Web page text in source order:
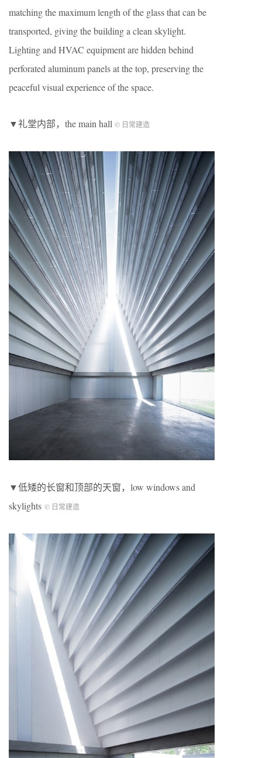
matching the maximum length of the glass that can be
transported, giving the building a clean skylight.
Lighting and HVAC equipment are hidden behind
perforated aluminum panels at the top, preserving the
peaceful visual experience of the space.
▼礼堂内部，the main hall © 日常建造
▼低矮的长窗和顶部的天窗，low windows and
skylights © 日常建造